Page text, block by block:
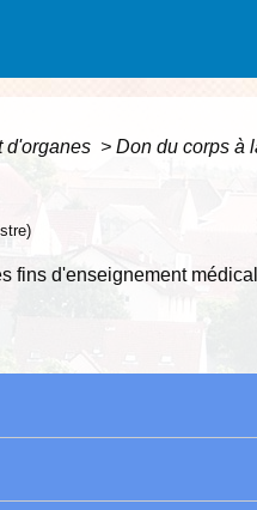
d'organes > Don du corps à
fins d'enseignement